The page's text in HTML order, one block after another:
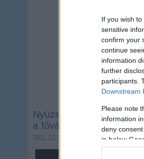
If you wish
sensitive
confirm your
continue
information
further
participants.
Downstream
Please note
information
deny
in below
Nyüzsgő Budapest. Az
a fővárosról készült
2011.12.22. 16:46 Zubreczki Dávid